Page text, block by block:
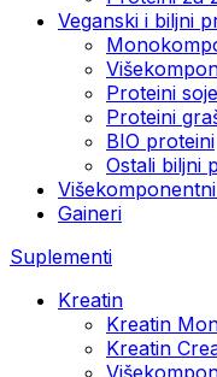
Veganski i biljni
Proteini soje
Proteini
BIO proteini
Ostali biljni
Gaineri
Suplementi
Kreatin
Kreatin
Kreatin